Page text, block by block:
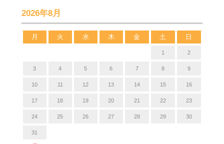
2026年8月
月 火 水 木 金 土 日
1 2
3 4 5 6 7 8 9
10 11 12 13 14 15 16
17 18 19 20 21 22 23
24 25 26 27 28 29 30
31